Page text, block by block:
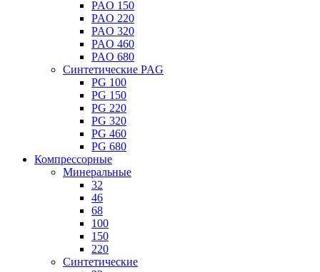
PAO 150
PAO 220
PAO 320
PAO 460
PAO 680
Синтетические PAG
PG 100
PG 150
PG 220
PG 320
PG 460
PG 680
Компрессорные
Минеральные
32
46
68
100
150
220
Синтетические